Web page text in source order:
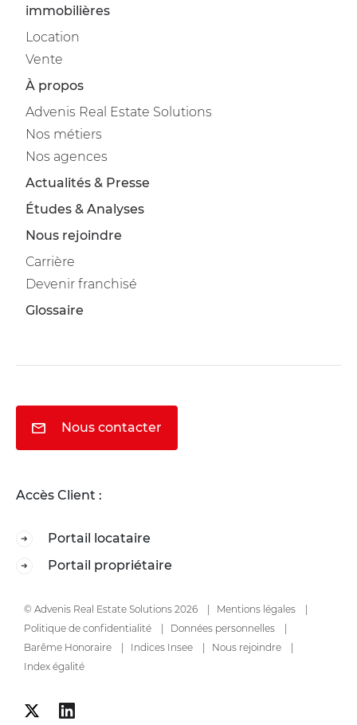
immobilières
Location
Vente
À propos
Advenis Real Estate Solutions
Nos métiers
Nos agences
Actualités & Presse
Études & Analyses
Nous rejoindre
Carrière
Devenir franchisé
Glossaire
Nous contacter
Accès Client :
Portail locataire
Portail propriétaire
© Advenis Real Estate Solutions 2026
Mentions légales
Politique de confidentialité
Données personnelles
Barême Honoraire
Indices Insee
Nous rejoindre
Index égalité